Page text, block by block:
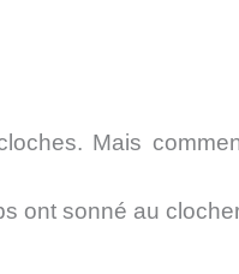
Mais
ont sonné au